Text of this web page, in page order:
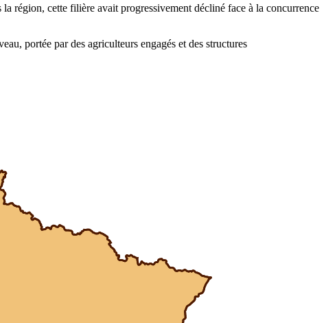
région, cette filière avait progressivement décliné face à la concurrence
portée par des agriculteurs engagés et des structures